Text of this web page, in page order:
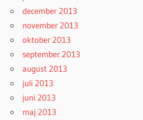
december 2013
november 2013
oktober 2013
september 2013
august 2013
juli 2013
juni 2013
maj 2013